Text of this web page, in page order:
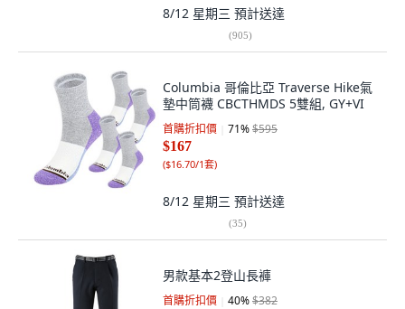
8/12 星期三 預計送達
(905)
Columbia 哥倫比亞 Traverse Hike氣
墊中筒襪 CBCTHMDS 5雙組, GY+VI
首購折扣價 71%$595
$167
($16.70/1套)
8/12 星期三 預計送達
(35)
男款基本2登山長褲
首購折扣價 40%$382